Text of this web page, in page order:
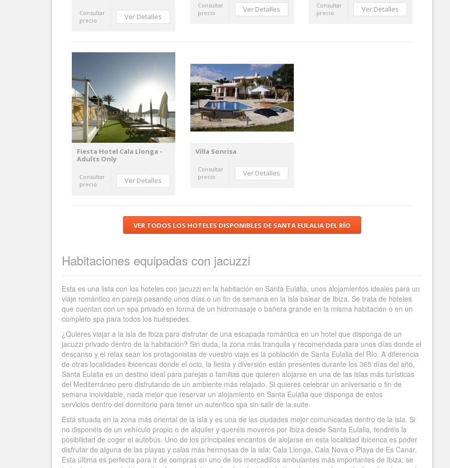
Ver Detalles
Consultar
precio
Ver Detalles
Consultar
precio
Ver Detalles
Consultar
precio
Fiesta Hotel Cala Llonga -
Adults Only
Ver Detalles
Consultar
precio
Villa Sonrisa
Ver Detalles
Consultar
precio
VER TODOS LOS HOTELES DISPONIBLES DE SANTA EULALIA DEL RÍO
Habitaciones equipadas con jacuzzi
Esta es una lista con los hoteles con jacuzzi en la habitación en Santa Eulalia, unos alojamientos ideales para un
viaje romántico en pareja pasando unos días o un fin de semana en la isla balear de Ibiza. Se trata de hoteles
que cuentan con un spa privado en forma de un hidromasaje o bañera grande en la misma habitación o en un
completo spa para todos los huéspedes.
¿Quieres viajar a la isla de Ibiza para disfrutar de una escapada romántica en un hotel que disponga de un
jacuzzi privado dentro de la habitación? Sin duda, la zona más tranquila y recomendada para unos días donde el
descanso y el relax sean los protagonistas de vuestro viaje es la población de Santa Eulalia del Río. A diferencia
de otras localidades ibicencas donde el ocio, la fiesta y diversión están presentes durante los 365 días del año,
Santa Eulalia es un destino ideal para parejas o familias que quieren alojarse en una de las islas más turísticas
del Mediterráneo pero disfrutando de un ambiente más relajado. Si quieres celebrar un aniversario o fin de
semana inolvidable, nada mejor que reservar un alojamiento en Santa Eulalia que disponga de estos
servicios dentro del dormitorio para tener un autentico spa sin salir de la suite.
Está situada en la zona más oriental de la isla y es una de las ciudades mejor comunicadas dentro de la isla. Si
no disponéis de un vehículo propio o de alquiler y queréis moveros por Ibiza desde Santa Eulalia, tendréis la
posibilidad de coger el autobús. Uno de los principales encantos de alojarse en esta localidad ibicenca es poder
disfrutar de alguna de las playas y calas más hermosas de la isla: Cala Llonga, Cala Nova o Playa de Es Canar.
Esta última es perfecta para ir de compras en uno de los mercadillos ambulantes más importantes de Ibiza; se